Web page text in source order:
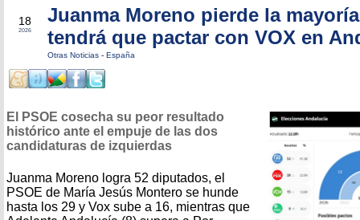
18
2026
Juanma Moreno pierde la
tendrá que pactar con VOX en
Otras Noticias - España
El PSOE cosecha su peor resultado
histórico ante el empuje de las dos
candidaturas de izquierdas
Juanma Moreno logra 52 diputados, el
PSOE de María Jesús Montero se hunde
hasta los 29 y Vox sube a 16, mientras que